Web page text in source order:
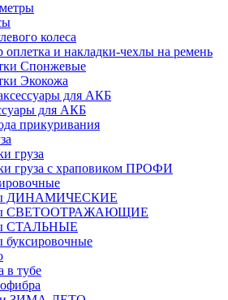
колеса
оплетка и накладки-чехлы на ремень
Спонжевые
Экокожа
для АКБ
для АКБ
прикуривания
груза
груза с храповиком ПРОФИ
ДИНАМИЧЕСКИЕ
СВЕТООТРАЖАЮЩИЕ
СТАЛЬНЫЕ
буксировочные
в тубе